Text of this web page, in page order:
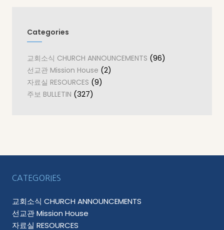
Categories
교회소식 CHURCH ANNOUNCEMENTS (96)
선교관 Mission House (2)
자료실 RESOURCES (9)
주보 BULLETIN (327)
CATEGORIES
교회소식 CHURCH ANNOUNCEMENTS
선교관 Mission House
자료실 RESOURCES